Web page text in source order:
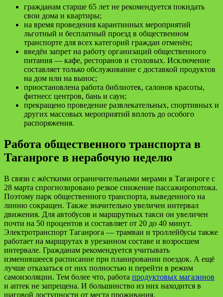
гражданам старше 65 лет не рекомендуется покидать
свои дома и квартиры;
на время проведения карантинных мероприятий
льготный и бесплатный проезд в общественном
транспорте для всех категорий граждан отменён;
введён запрет на работу организаций общественного
питания — кафе, ресторанов и столовых. Исключение
составляет только обслуживание с доставкой продуктов
на дом или на вынос;
приостановлена работа библиотек, салонов красоты,
фитнесс центров, бань и саун;
прекращено проведение развлекательных, спортивных и
других массовых мероприятий вплоть до особого
распоряжения.
Работа общественного транспорта в
Таганроге в нерабочую неделю
В связи с жёсткими ограничительными мерами в Таганроге с
28 марта спрогнозировано резкое снижение пассажиропотока.
Поэтому парк общественного транспорта, выведенного на
линию сокращен. Также значительно увеличен интервал
движения. Для автобусов и маршрутных такси он увеличен
почти на 50 процентов и составляет от 20 до 40 минут.
Электротранспорт Таганрога — трамваи и троллейбусы также
работает на маршрутах в урезанном составе и возросшем
интервале. Гражданам рекомендуется учитывать
изменившееся расписание при планировании поездок. А ещё
лучше отказаться от них полностью и перейти в режим
самоизоляции. Тем более что, работа продуктовых магазинов
и аптек не запрещена. И большинство из них находится в
шаговой доступности от места проживания.